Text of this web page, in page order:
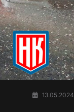
13.05.2024